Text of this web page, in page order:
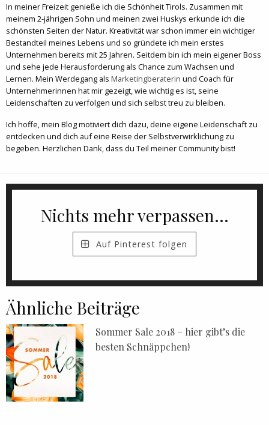
In meiner Freizeit genieße ich die Schönheit Tirols. Zusammen mit
meinem 2-jährigen Sohn und meinen zwei Huskys erkunde ich die
schönsten Seiten der Natur. Kreativität war schon immer ein wichtiger
Bestandteil meines Lebens und so gründete ich mein erstes
Unternehmen bereits mit 25 Jahren. Seitdem bin ich mein eigener Boss
und sehe jede Herausforderung als Chance zum Wachsen und
Lernen. Mein Werdegang als Marketingberaterin und Coach für
Unternehmerinnen hat mir gezeigt, wie wichtig es ist, seine
Leidenschaften zu verfolgen und sich selbst treu zu bleiben.
Ich hoffe, mein Blog motiviert dich dazu, deine eigene Leidenschaft zu
entdecken und dich auf eine Reise der Selbstverwirklichung zu
begeben. Herzlichen Dank, dass du Teil meiner Community bist!
Nichts mehr verpassen...
Auf Pinterest folgen
Ähnliche Beiträge
Sommer Sale 2018 – hier gibt’s die
besten Schnäppchen!